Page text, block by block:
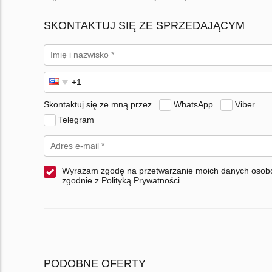
SKONTAKTUJ SIĘ ZE SPRZEDAJĄCYM
Skontaktuj się ze mną przez WhatsApp
Viber
Telegram
Wyrażam zgodę na przetwarzanie moich danych
zgodnie z Polityką Prywatności
PODOBNE OFERTY